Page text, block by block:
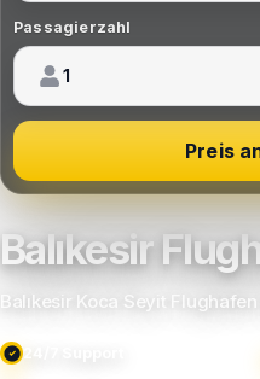
Passagierzahl
Preis
Balıkesir
Balıkesir Koca Seyit Flughafen